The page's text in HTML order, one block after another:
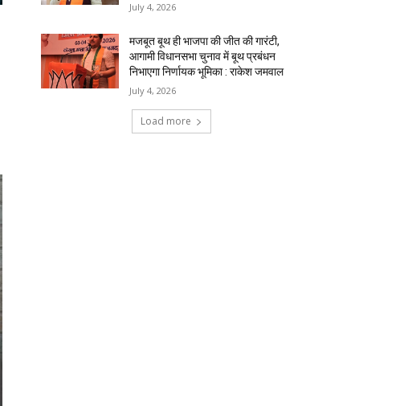
July 4, 2026
मजबूत बूथ ही भाजपा की जीत की गारंटी,
आगामी विधानसभा चुनाव में बूथ प्रबंधन
निभाएगा निर्णायक भूमिका : राकेश जमवाल
July 4, 2026
Load more